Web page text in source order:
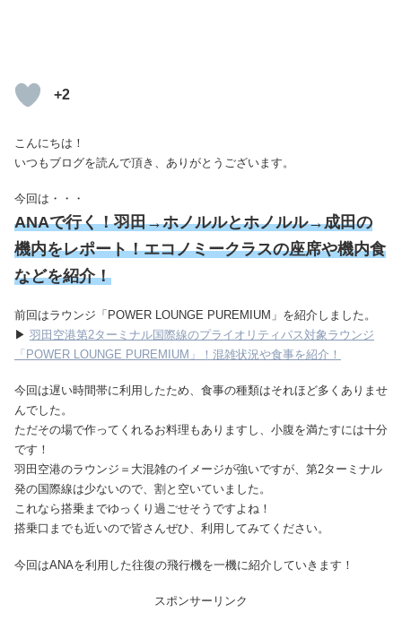
+2
こんにちは！
いつもブログを読んで頂き、ありがとうございます。
今回は・・・
ANAで行く！羽田→ホノルルとホノルル→成田の
機内をレポート！エコノミークラスの座席や機内食
などを紹介！
前回はラウンジ「POWER LOUNGE PUREMIUM」を紹介しました。
▶ 羽田空港第2ターミナル国際線のプライオリティパス対象ラウンジ
「POWER LOUNGE PUREMIUM」！混雑状況や食事を紹介！
今回は遅い時間帯に利用したため、食事の種類はそれほど多くありませ
んでした。
ただその場で作ってくれるお料理もありますし、小腹を満たすには十分
です！
羽田空港のラウンジ＝大混雑のイメージが強いですが、第2ターミナル
発の国際線は少ないので、割と空いていました。
これなら搭乗までゆっくり過ごせそうですよね！
搭乗口までも近いので皆さんぜひ、利用してみてください。
今回はANAを利用した往復の飛行機を一機に紹介していきます！
スポンサーリンク